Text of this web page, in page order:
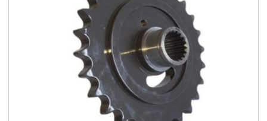
Ваш e-mail (обязательно)
Ваше сообщение